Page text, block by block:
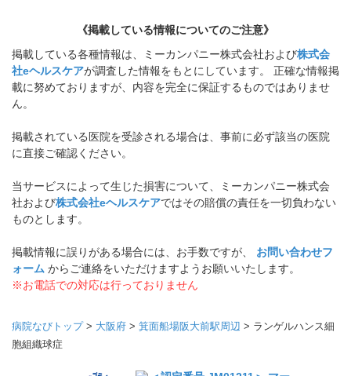
《掲載している情報についてのご注意》
掲載している各種情報は、ミーカンパニー株式会社および株式会
社eヘルスケアが調査した情報をもとにしています。 正確な情報掲
載に努めておりますが、内容を完全に保証するものではありませ
ん。
掲載されている医院を受診される場合は、事前に必ず該当の医院
に直接ご確認ください。
当サービスによって生じた損害について、ミーカンパニー株式会
社および株式会社eヘルスケアではその賠償の責任を一切負わない
ものとします。
掲載情報に誤りがある場合には、お手数ですが、 お問い合わせフ
ォーム からご連絡をいただけますようお願いいたします。
※お電話での対応は行っておりません
病院なびトップ> 大阪府 > 箕面船場阪大前駅周辺 > ランゲルハンス細
胞組織球症